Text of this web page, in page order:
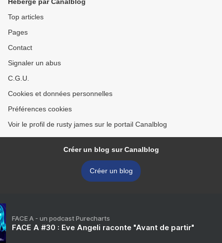
Top articles
Pages
Contact
Signaler un abus
C.G.U.
Cookies et données personnelles
Préférences cookies
Voir le profil de rusty james sur le portail Canalblog
Créer un blog sur Canalblog
Créer un blog
FACE A - un podcast Purecharts
FACE A #30 : Eve Angeli raconte "Avant de partir"